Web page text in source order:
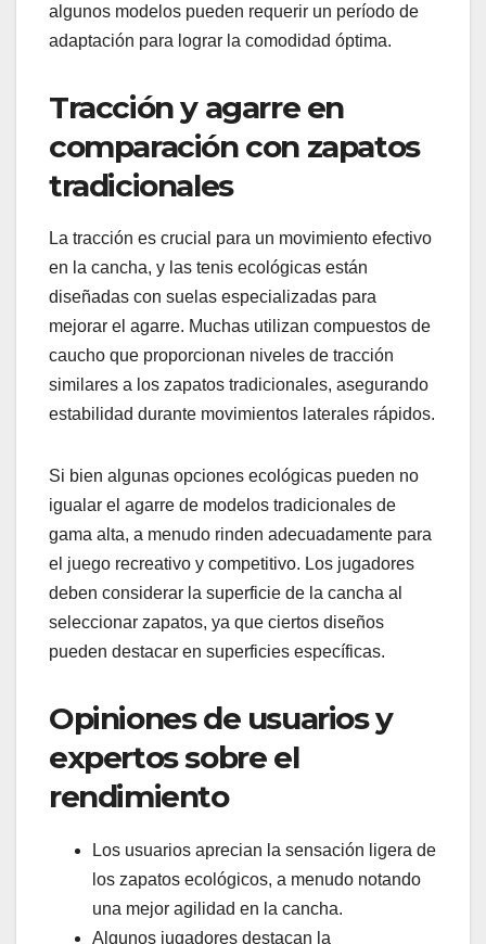
algunos modelos pueden requerir un período de
adaptación para lograr la comodidad óptima.
Tracción y agarre en
comparación con zapatos
tradicionales
La tracción es crucial para un movimiento efectivo
en la cancha, y las tenis ecológicas están
diseñadas con suelas especializadas para
mejorar el agarre. Muchas utilizan compuestos de
caucho que proporcionan niveles de tracción
similares a los zapatos tradicionales, asegurando
estabilidad durante movimientos laterales rápidos.
Si bien algunas opciones ecológicas pueden no
igualar el agarre de modelos tradicionales de
gama alta, a menudo rinden adecuadamente para
el juego recreativo y competitivo. Los jugadores
deben considerar la superficie de la cancha al
seleccionar zapatos, ya que ciertos diseños
pueden destacar en superficies específicas.
Opiniones de usuarios y
expertos sobre el
rendimiento
Los usuarios aprecian la sensación ligera de
los zapatos ecológicos, a menudo notando
una mejor agilidad en la cancha.
Algunos jugadores destacan la